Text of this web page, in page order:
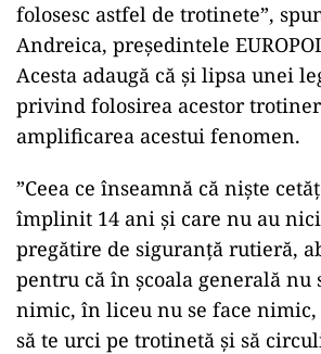
folosesc astfel de trotinete”,
Andreica, președintele
Acesta adaugă că și lipsa unei
privind folosirea acestor
amplificarea acestui fenomen.
”Ceea ce înseamnă că niște
împlinit 14 ani și care nu au
pregătire de siguranță rutieră,
pentru că în școala generală nu
nimic, în liceu nu se face nimic,
să te urci pe trotinetă și să